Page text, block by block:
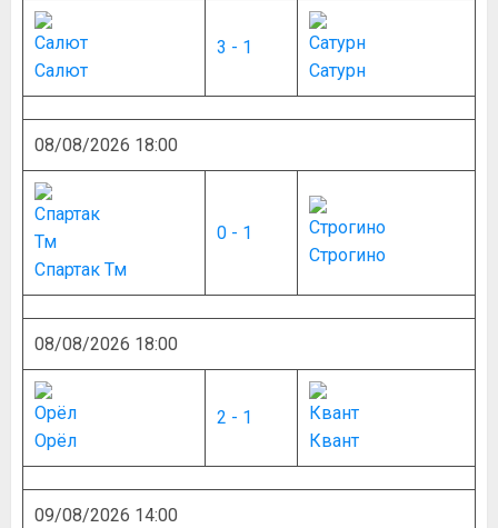
Салют
3 - 1
Сатурн
08/08/2026 18:00
Спартак Тм
0 - 1
Строгино
08/08/2026 18:00
Орёл
2 - 1
Квант
09/08/2026 14:00